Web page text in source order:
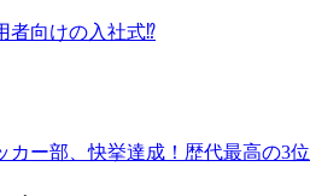
者向けの入社式⁉
カー部、快挙達成！歴代最高の3位